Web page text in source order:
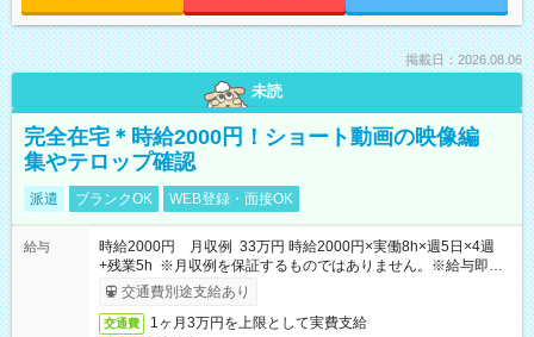
掲載日：2026.08.06
未読
完全在宅＊時給2000円！ショート動画の映像編
集やテロップ確認
派遣 ブランクOK WEB登録・面接OK
給与
時給2000円 月収例 33万円 時給2000円×実働8h×週5日×4週
+残業5h ※月収例を保証するものではありません。※給与即受
取りサービス利用可（利用条件有）
交通費別途支給あり
交通費 1ヶ月3万円を上限として実費支給